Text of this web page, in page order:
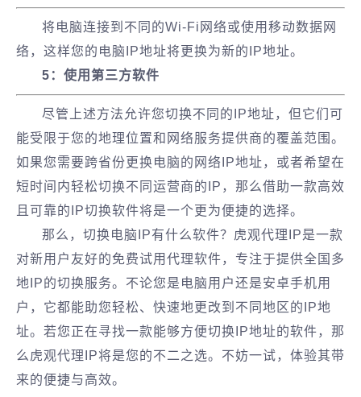
将电脑连接到不同的Wi-Fi网络或使用移动数据网
络，这样您的电脑IP地址将更换为新的IP地址。
5：使用第三方软件
尽管上述方法允许您切换不同的IP地址，但它们可
能受限于您的地理位置和网络服务提供商的覆盖范围。
如果您需要跨省份更换电脑的网络IP地址，或者希望在
短时间内轻松切换不同运营商的IP，那么借助一款高效
且可靠的IP切换软件将是一个更为便捷的选择。
那么，切换电脑IP有什么软件？虎观代理IP是一款
对新用户友好的免费试用代理软件，专注于提供全国多
地IP的切换服务。不论您是电脑用户还是安卓手机用
户，它都能助您轻松、快速地更改到不同地区的IP地
址。若您正在寻找一款能够方便切换IP地址的软件，那
么虎观代理IP将是您的不二之选。不妨一试，体验其带
来的便捷与高效。